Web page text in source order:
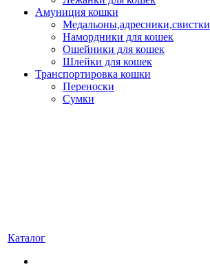
Амуниция кошки
Медальоны,адресники,свистки
Намордники для кошек
Ошейники для кошек
Шлейки для кошек
Транспортировка кошки
Переноски
Сумки
Каталог